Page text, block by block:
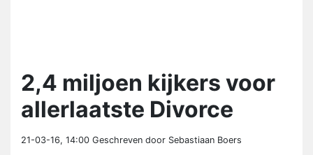
2,4 miljoen kijkers voor
allerlaatste Divorce
21-03-16, 14:00 Geschreven door Sebastiaan Boers